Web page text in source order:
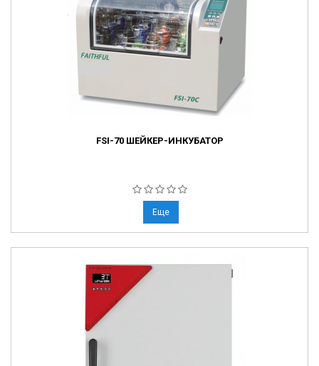
FSI-70 ШЕЙКЕР-ИНКУБАТОР
Еще